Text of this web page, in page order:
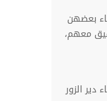
تسع نساء بعضهن
معهم،
الزور